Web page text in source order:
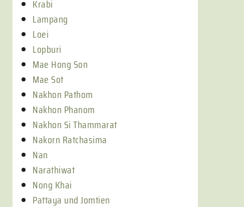
Krabi
Lampang
Loei
Lopburi
Mae Hong Son
Mae Sot
Nakhon Pathom
Nakhon Phanom
Nakhon Si Thammarat
Nakorn Ratchasima
Nan
Narathiwat
Nong Khai
Pattaya und Jomtien